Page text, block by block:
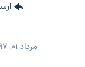
مرداد ۰۱, ۱۳۹۷